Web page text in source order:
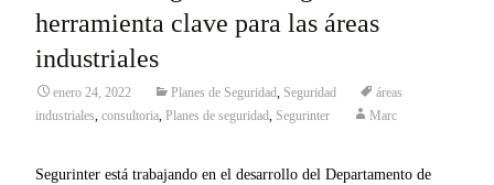
herramienta clave para las áreas
industriales
enero 24, 2022 Planes de Seguridad, Seguridad
áreas
industriales, consultoria, Planes de seguridad, Segurinter Marc
Segurinter está trabajando en el desarrollo del Departamento de